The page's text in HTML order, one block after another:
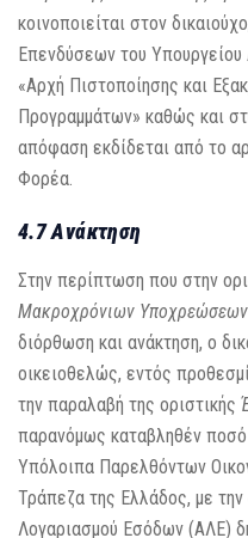
κοινοποιείται στον
Επενδύσεων του Υπουργείου
«Αρχή Πιστοποίησης και
Προγραμμάτων» καθώς και
απόφαση εκδίδεται από το
Φορέα.
4.7 Ανάκτηση
Στην περίπτωση που στην
Μακροχρόνιων Υποχρεώσεων
διόρθωση και ανάκτηση, ο
οικειοθελώς, εντός
την παραλαβή της οριστικής
παρανόμως καταβληθέν
Υπόλοιπα Παρελθόντων
Τράπεζα της Ελλάδος, με
Λογαριασμού Εσόδων (ΑΛΕ)